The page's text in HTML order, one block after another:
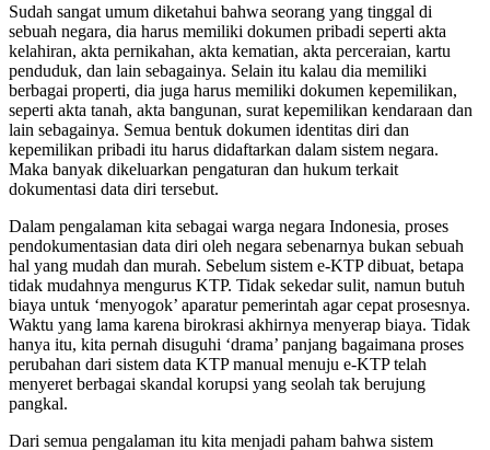
Sudah sangat umum diketahui bahwa seorang yang tinggal di
sebuah negara, dia harus memiliki dokumen pribadi seperti akta
kelahiran, akta pernikahan, akta kematian, akta perceraian, kartu
penduduk, dan lain sebagainya. Selain itu kalau dia memiliki
berbagai properti, dia juga harus memiliki dokumen kepemilikan,
seperti akta tanah, akta bangunan, surat kepemilikan kendaraan dan
lain sebagainya. Semua bentuk dokumen identitas diri dan
kepemilikan pribadi itu harus didaftarkan dalam sistem negara.
Maka banyak dikeluarkan pengaturan dan hukum terkait
dokumentasi data diri tersebut.
Dalam pengalaman kita sebagai warga negara Indonesia, proses
pendokumentasian data diri oleh negara sebenarnya bukan sebuah
hal yang mudah dan murah. Sebelum sistem e-KTP dibuat, betapa
tidak mudahnya mengurus KTP. Tidak sekedar sulit, namun butuh
biaya untuk ‘menyogok’ aparatur pemerintah agar cepat prosesnya.
Waktu yang lama karena birokrasi akhirnya menyerap biaya. Tidak
hanya itu, kita pernah disuguhi ‘drama’ panjang bagaimana proses
perubahan dari sistem data KTP manual menuju e-KTP telah
menyeret berbagai skandal korupsi yang seolah tak berujung
pangkal.
Dari semua pengalaman itu kita menjadi paham bahwa sistem